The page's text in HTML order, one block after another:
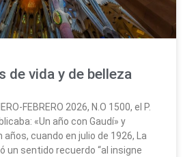
de vida y de belleza
FEBRERO 2026, N.O 1500, el P.
«Un año con Gaudí» y
años, cuando en julio de 1926, La
un sentido recuerdo “al insigne